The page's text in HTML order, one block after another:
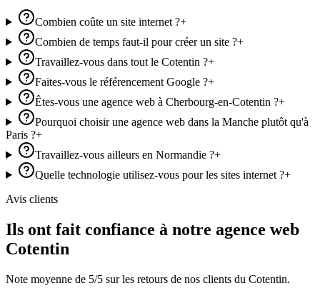
Combien coûte un site internet ?+
Combien de temps faut-il pour créer un site ?+
Travaillez-vous dans tout le Cotentin ?+
Faites-vous le référencement Google ?+
Êtes-vous une agence web à Cherbourg-en-Cotentin ?+
Pourquoi choisir une agence web dans la Manche plutôt qu'à
Paris ?+
Travaillez-vous ailleurs en Normandie ?+
Quelle technologie utilisez-vous pour les sites internet ?+
Avis clients
Ils ont fait confiance à notre agence web
Cotentin
Note moyenne de 5/5 sur les retours de nos clients du Cotentin.